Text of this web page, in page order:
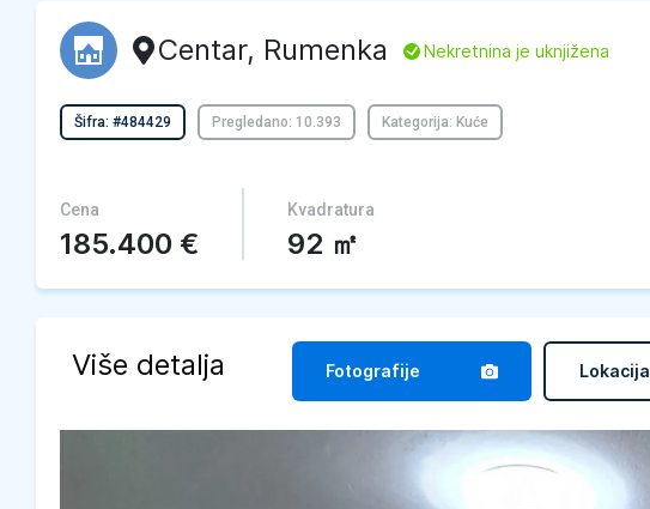
Centar, Rumenka L Nekretnina je uknjižena
Šifra: #484429 Pregledano: 10.393 Kategorija: Kuće
Cena
185.400 €
Kvadratura
92 ㎡
Više detalja Fotografije Lokacija